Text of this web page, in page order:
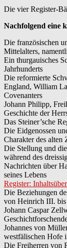
Die vier Register-
Nachfolgend eine
Die französischen
Mittelalters,
Ein thurgauisches
Jahrhunderts
Die reformierte
England, William
Covenanters
Johann Philipp,
Geschichte der
Das Steiner’sche
Die Eidgenossen
Charakter des alten
Die Stellung und
während des
Nachrichten über
seines Lebens
Register:
Die Beziehungen
von Heinrich III.
Johann Caspar
Johannes von
westfälischen Hofe
Die Freiherren von